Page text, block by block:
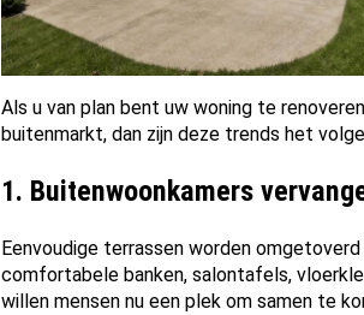
Als u van plan bent uw woning te
buitenmarkt, dan zijn deze trends het
1. Buitenwoonkamers
Eenvoudige terrassen worden
comfortabele banken, salontafels,
willen mensen nu een plek om samen te